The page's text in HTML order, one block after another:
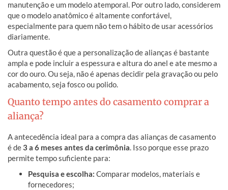
manutenção e um modelo atemporal. Por outro lado, considerem
que o modelo anatômico é altamente confortável,
especialmente para quem não tem o hábito de usar acessórios
diariamente.
Outra questão é que a personalização de alianças é bastante
ampla e pode incluir a espessura e altura do anel e ate mesmo a
cor do ouro. Ou seja, não é apenas decidir pela gravação ou pelo
acabamento, seja fosco ou polido.
Quanto tempo antes do casamento comprar a
aliança?
A antecedência ideal para a compra das alianças de casamento
é de3 a 6 meses antes da cerimônia. Isso porque esse prazo
permite tempo suficiente para:
Pesquisa e escolha: Comparar modelos, materiais e
fornecedores;